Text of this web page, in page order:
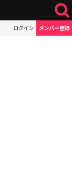
ログイン メンバー登録